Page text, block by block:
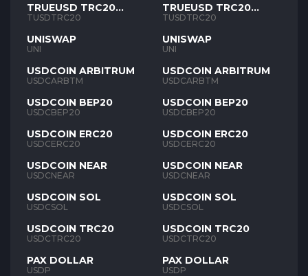
TRUEUSD TRC20
TUSD
TUSDTRC20
UNISWAP
UNI
USDCOIN ARBITRUM
USDCARBTM
USDCOIN BEP20
USDCBEP20
USDCOIN ERC20
USDCERC20
USDCOIN NEAR
USDCNEAR
USDCOIN SOL
USDCSOL
USDCOIN TRC20
USDCTRC20
PAX DOLLAR
USDP
TRUEUSD TRC20
TUSD
TUSDTRC20
UNISWAP
UNI
USDCOIN ARBITRUM
USDCARBTM
USDCOIN BEP20
USDCBEP20
USDCOIN ERC20
USDCERC20
USDCOIN NEAR
USDCNEAR
USDCOIN SOL
USDCSOL
USDCOIN TRC20
USDCTRC20
PAX DOLLAR
USDP